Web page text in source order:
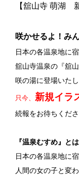
【舘山寺 萌湖
咲かせるよ！み
日本の各温泉地に
舘山寺温泉の『舘
咲の湯に登場いた
只今、 新規イラ
続報をお待ちくだ
『温泉むすめ』とは
日本の各温泉地に
人間の女の子と変